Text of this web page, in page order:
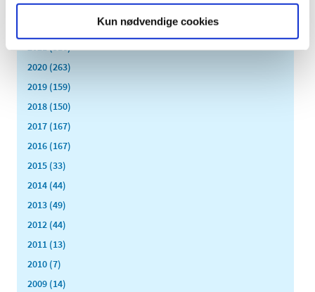
Kun nødvendige cookies
2023 (195)
2021 (516)
2020 (263)
2019 (159)
2018 (150)
2017 (167)
2016 (167)
2015 (33)
2014 (44)
2013 (49)
2012 (44)
2011 (13)
2010 (7)
2009 (14)